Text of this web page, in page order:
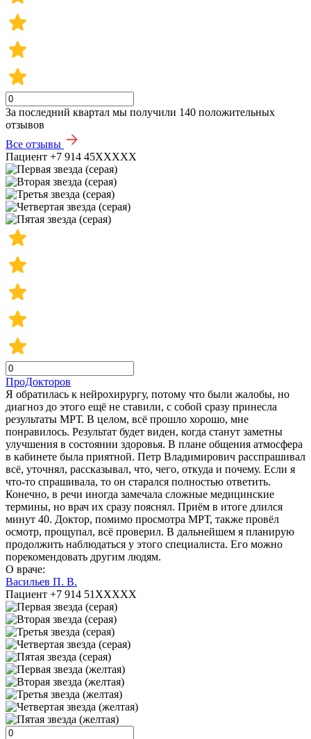
За последний квартал мы получили 140 положительных
отзывов
Все отзывы
Пациент +7 914 45XXXXX
ПроДокторов
Я обратилась к нейрохирургу, потому что были жалобы, но
диагноз до этого ещё не ставили, с собой сразу принесла
результаты МРТ. В целом, всё прошло хорошо, мне
понравилось. Результат будет виден, когда станут заметны
улучшения в состоянии здоровья. В плане общения атмосфера
в кабинете была приятной. Петр Владимирович расспрашивал
всё, уточнял, рассказывал, что, чего, откуда и почему. Если я
что-то спрашивала, то он старался полностью ответить.
Конечно, в речи иногда замечала сложные медицинские
термины, но врач их сразу пояснял. Приём в итоге длился
минут 40. Доктор, помимо просмотра МРТ, также провёл
осмотр, прощупал, всё проверил. В дальнейшем я планирую
продолжить наблюдаться у этого специалиста. Его можно
порекомендовать другим людям.
О враче:
Васильев П. В.
Пациент +7 914 51XXXXX